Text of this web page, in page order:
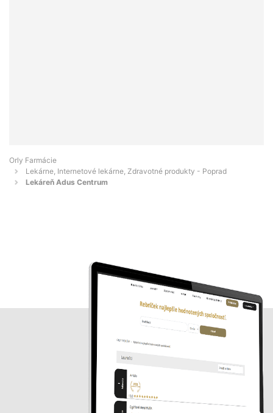
Orly Farmácie
Lekárne, Internetové lekárne, Zdravotné produkty - Poprad
Lekáreň Adus Centrum